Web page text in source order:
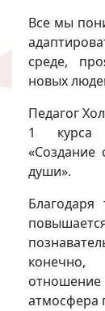
Все мы
среде,
новых
Педагог
1 курса
«Создание
души».
отношение
атмосфера